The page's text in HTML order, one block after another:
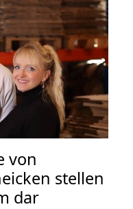
von
stellen
dar